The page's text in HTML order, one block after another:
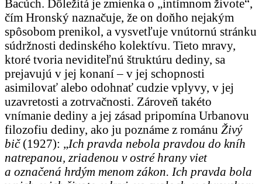
Bacúch. Dôležitá je zmienka o „intímnom živote“,
čím Hronský naznačuje, že on doňho nejakým
spôsobom prenikol, a vysvetľuje vnútornú stránku
súdržnosti dedinského kolektívu. Tieto mravy,
ktoré tvoria neviditeľnú štruktúru dediny, sa
prejavujú v jej konaní – v jej schopnosti
asimilovať alebo odohnať cudzie vplyvy, v jej
uzavretosti a zotrvačnosti. Zároveň takéto
vnímanie dediny a jej zásad pripomína Urbanovu
filozofiu dediny, ako ju poznáme z románu Živý
bič (1927): „Ich pravda nebola pravdou do kníh
natrepanou, zriadenou v ostré hrany viet
a označená hrdým menom zákon. Ich pravda bola